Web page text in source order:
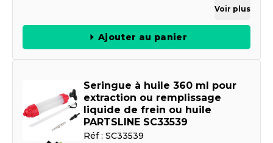
Voir plus
Ajouter au panier
Seringue à huile 360 ml pour
extraction ou remplissage
liquide de frein ou huile
PARTSLINE SC33539
Réf : SC33539